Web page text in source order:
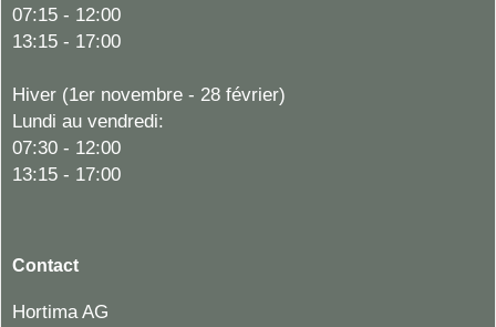
07:15 - 12:00
13:15 - 17:00
Hiver (1er novembre - 28 février)
Lundi au vendredi:
07:30 - 12:00
13:15 - 17:00
Contact
Hortima AG